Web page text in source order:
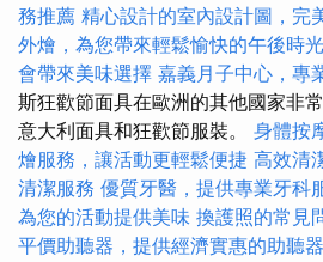
務推薦 精心設計的室內設計圖，完
外燴，為您帶來輕鬆愉快的午後時光
會帶來美味選擇 嘉義月子中心，專
斯狂歡節面具在歐洲的其他國家非
意大利面具和狂歡節服裝。 身體按
燴服務，讓活動更輕鬆便捷 高效清
清潔服務 優質牙醫，提供專業牙科
為您的活動提供美味 換護照的常見
平價助聽器，提供經濟實惠的助聽